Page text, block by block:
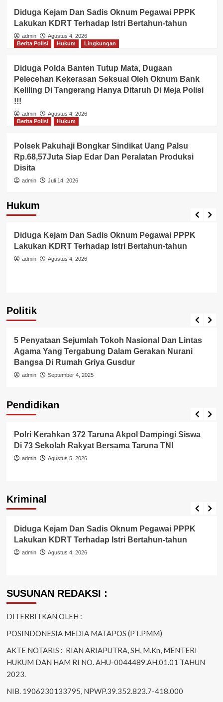
Diduga Kejam Dan Sadis Oknum Pegawai PPPK
Lakukan KDRT Terhadap Istri Bertahun-tahun
admin
Agustus 4, 2026
Berita Polisi
Hukum Lingkungan
Diduga Polda Banten Tutup Mata, Dugaan
Pelecehan Kekerasan Seksual Oleh Oknum Bank
Keliling Di Tangerang Hanya Ditaruh Di Meja Polisi
!!!
admin
Agustus 4, 2026
Berita Polisi
Hukum
Polsek Pakuhaji Bongkar Sindikat Uang Palsu
Rp.68,57Juta Siap Edar Dan Peralatan Produksi
Disita
admin Juli 14, 2026
Hukum
Hukum Kriminal
Dan Sadis Oknum Pegawai PPPK
Terhadap Istri Bertahun-tahun
4, 2026
Berita Polisi
Diduga
Politik
Politik
5 Penyataan Sejumlah Tokoh Nasional Dan Lintas
Agama Yang Tergabung Dalam Gerakan Nurani
Bangsa Di Rumah Griya Gusdur
admin September 4, 2025
Pendidikan
Pendidikan
Polri Kerahkan 372 Taruna Akpol Dampingi Siswa
Di 73 Sekolah Rakyat Bersama Taruna TNI
admin Agustus 5, 2026
Kriminal
Berita Polisi
Diduga Kejam Dan Sadis Oknum Pegawai PPPK
Lakukan KDRT Terhadap Istri Bertahun-tahun
admin Agustus 4, 2026
SUSUNAN REDAKSI :
DITERBITKAN OLEH :
POSINDONESIA MEDIA MATAPOS (PT.PMM)
AKTE NOTARIS : RIAN ARIAPUTRA, SH, M.Kn, MENTERI
HUKUM DAN HAM RI NO. AHU-0044489.AH.01.01 TAHUN
2023.
NIB. 1906230133795, NPWP.39.352.823.7-418.000